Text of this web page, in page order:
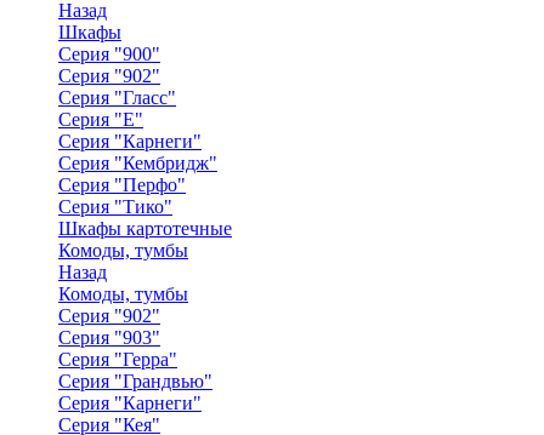
Назад
Шкафы
Серия "900"
Серия "902"
Серия "Гласс"
Серия "Е"
Серия "Карнеги"
Серия "Кембридж"
Серия "Перфо"
Серия "Тико"
Шкафы картотечные
Комоды, тумбы
Назад
Комоды, тумбы
Серия "902"
Серия "903"
Серия "Герра"
Серия "Грандвью"
Серия "Карнеги"
Серия "Кея"